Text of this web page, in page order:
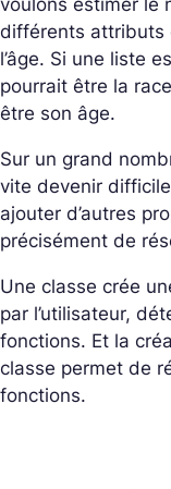
voulons estimer le
différents attributs
l’âge. Si une liste
pourrait être la
être son âge.
Sur un grand
vite devenir
ajouter d’autres
précisément de
Une classe crée
par l’utilisateur,
fonctions. Et la
classe permet de
fonctions.